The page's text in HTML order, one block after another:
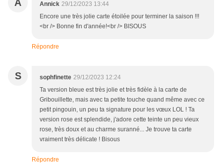
A Annick 29/12/2023 13:44
Encore une très jolie carte étoilée pour terminer la saison !!!
<br /> Bonne fin d'année!<br /> BISOUS
Répondre
S sophfinette 29/12/2023 12:24
Ta version bleue est très jolie et très fidèle à la carte de
Gribouillette, mais avec ta petite touche quand même avec ce
petit pingouin, un peu ta signature pour les vœux LOL ! Ta
version rose est splendide, j'adore cette teinte un peu vieux
rose, très doux et au charme suranné... Je trouve ta carte
vraiment très délicate ! Bisous
Répondre